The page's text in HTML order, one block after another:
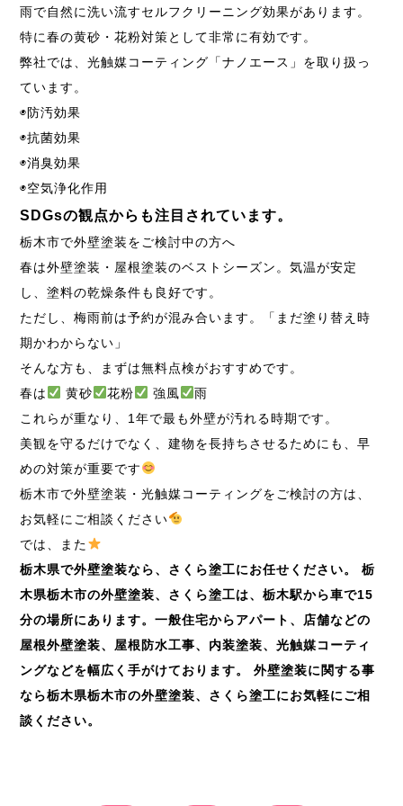
雨で自然に洗い流すセルフクリーニング効果があります。
特に春の黄砂・花粉対策として非常に有効です。
弊社では、光触媒コーティング「ナノエース」を取り扱っ
ています。
◉防汚効果
◉抗菌効果
◉消臭効果
◉空気浄化作用
SDGsの観点からも注目されています。
栃木市で外壁塗装をご検討中の方へ
春は外壁塗装・屋根塗装のベストシーズン。気温が安定
し、塗料の乾燥条件も良好です。
ただし、梅雨前は予約が混み合います。「まだ塗り替え時
期かわからない」
そんな方も、まずは無料点検がおすすめです。
春は
黄砂 花粉 強風
雨
これらが重なり、1年で最も外壁が汚れる時期です。
美観を守るだけでなく、建物を長持ちさせるためにも、早
めの対策が重要です
栃木市で外壁塗装・光触媒コーティングをご検討の方は、
お気軽にご相談ください
では、また
栃木県で外壁塗装なら、さくら塗工にお任せください。
栃
木県栃木市の外壁塗装、さくら塗工は、栃木駅から車で15
分の場所にあります。一般住宅からアパート、店舗などの
屋根外壁塗装、屋根防水工事、内装塗装、光触媒コーティ
ングなどを幅広く手がけております。
外壁塗装に関する事
なら栃木県栃木市の外壁塗装、さくら塗工にお気軽にご相
談ください。